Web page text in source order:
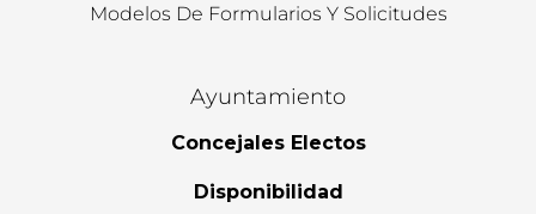
Modelos De Formularios Y Solicitudes
Ayuntamiento
Concejales Electos
Disponibilidad